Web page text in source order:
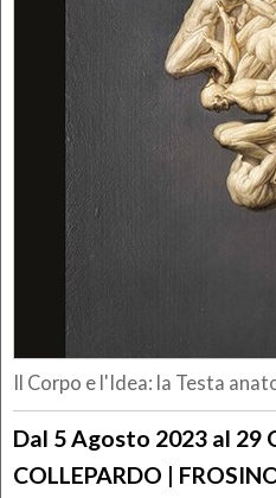
Il Corpo e l'Idea: la Testa
Dal 5 Agosto 2023 al 29
COLLEPARDO |